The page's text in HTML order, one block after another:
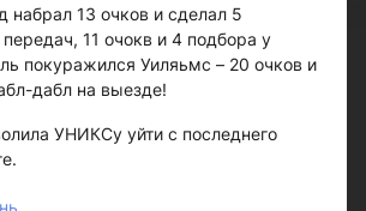
набрал 13 очков и сделал 5
передач, 11 очокв и 4 подбора у
покуражился Уиляьмс – 20 очков и
дабл на выезде!
УНИКСу уйти с последнего